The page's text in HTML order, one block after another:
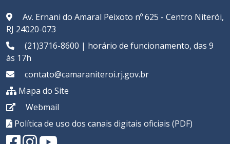
Av. Ernani do Amaral Peixoto nº 625 - Centro Niterói,
RJ 24020-073
(21)3716-8600 | horário de funcionamento, das 9
às 17h
contato@camaraniteroi.rj.gov.br
Mapa do Site
Webmail
Política de uso dos canais digitais oficiais (PDF)